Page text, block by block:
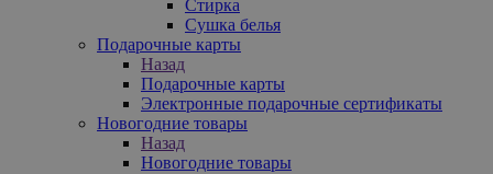
Стирка
Сушка белья
Подарочные карты
Назад
Подарочные карты
Электронные подарочные сертификаты
Новогодние товары
Назад
Новогодние товары